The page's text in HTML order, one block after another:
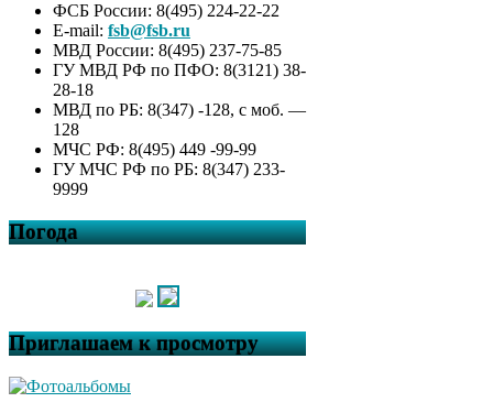
ФСБ России: 8(495) 224-22-22
E-mail: fsb@fsb.ru
МВД России: 8(495) 237-75-85
ГУ МВД РФ по ПФО: 8(3121) 38-
28-18
МВД по РБ: 8(347) -128, с моб. —
128
МЧС РФ: 8(495) 449 -99-99
ГУ МЧС РФ по РБ: 8(347) 233-
9999
Погода
Приглашаем к просмотру